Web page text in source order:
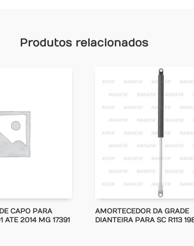
Produtos relacionados
CAPO PARA
ATE 2014 MG 17391
AMORTECEDOR DA GRADE
DIANTEIRA PARA SC R113